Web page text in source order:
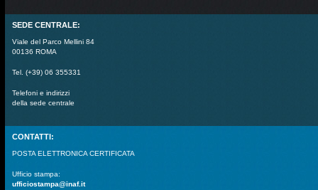
SEDE CENTRALE:
Viale del Parco Mellini 84
00136 ROMA
Tel. (+39) 06 355331
Telefoni e indirizzi
della sede centrale
CONTATTI:
POSTA ELETTRONICA CERTIFICATA
Ufficio stampa:
ufficiostampa@inaf.it